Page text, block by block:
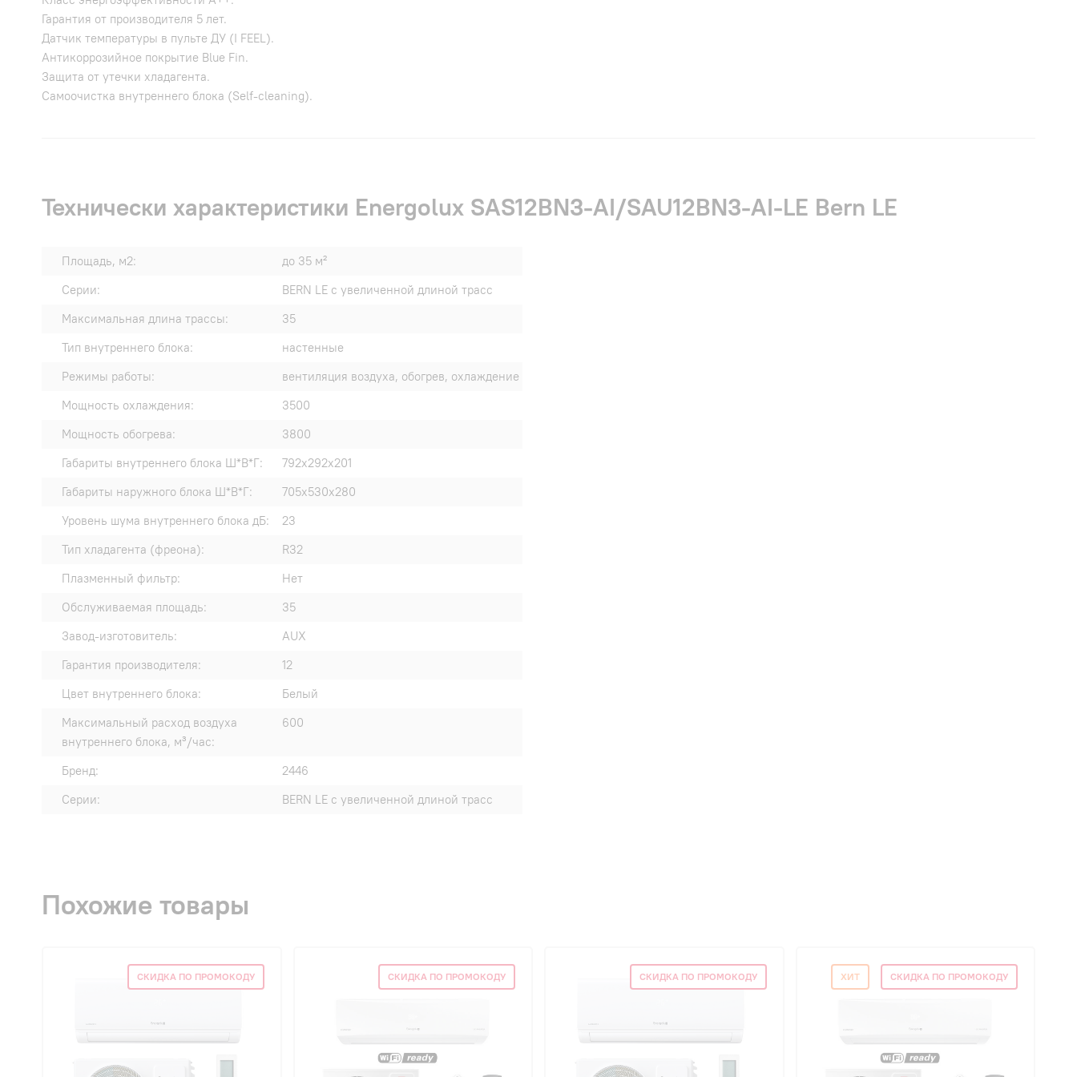
Гарантия от производителя 5 лет.
Датчик температуры в пульте ДУ (I FEEL).
Антикоррозийное покрытие Blue Fin.
Защита от утечки хладагента.
Самоочистка внутреннего блока (Self-cleaning).
Технически характеристики Energolux SAS12BN3-AI/SAU12BN3-AI-LE Bern LE
Площадь, м2:
до 35 м²
Серии:
BERN LE с увеличенной длиной трасс
Максимальная длина трассы:
35
Тип внутреннего блока:
настенные
Режимы работы:
вентиляция воздуха, обогрев, охлаждение
Мощность охлаждения:
3500
Мощность обогрева:
3800
Габариты внутреннего блока Ш*В*Г:
792x292x201
Габариты наружного блока Ш*В*Г:
705x530x280
Уровень шума внутреннего блока дБ:
23
Тип хладагента (фреона):
R32
Плазменный фильтр:
Нет
Обслуживаемая площадь:
35
Завод-изготовитель:
AUX
Гарантия производителя:
12
Цвет внутреннего блока:
Белый
Максимальный расход воздуха
внутреннего блока, м³/час:
600
Бренд:
2446
Серии:
BERN LE с увеличенной длиной трасс
Похожие товары
СКИДКА ПО ПРОМОКОДУ СКИДКА ПО ПРОМОКОДУ СКИДКА ПО ПРОМОКОДУ ХИТ СКИДКА ПО ПРОМОКОДУ